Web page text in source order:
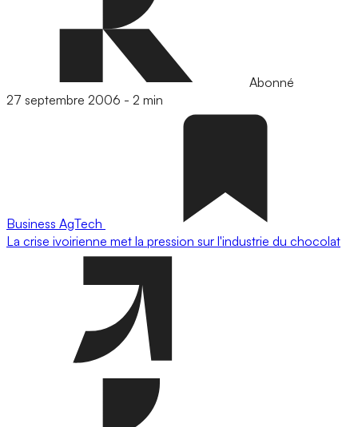
Abonné
27 septembre 2006 - 2 min
Business AgTech
La crise ivoirienne met la pression sur l'industrie du chocolat